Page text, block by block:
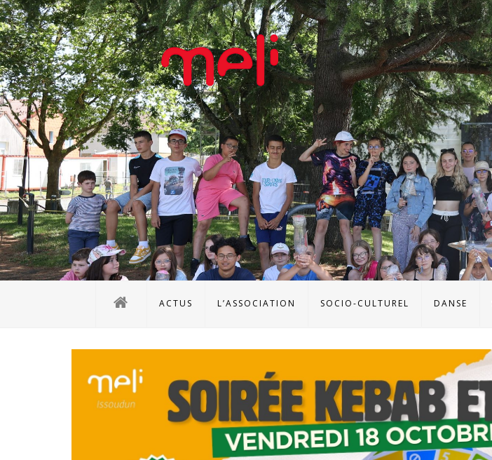
ACTUS L’ASSOCIATION SOCIO-CULTUREL DANSE